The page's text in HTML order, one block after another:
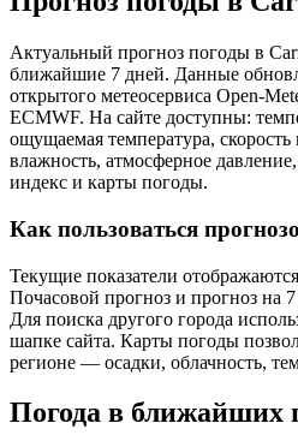
Актуальный прогноз погоды в
ближайшие 7 дней. Данные
открытого метеосервиса Open-
ECMWF. На сайте доступны:
ощущаемая температура, скорость
влажность, атмосферное
индекс и карты погоды.
Как пользоваться
Текущие показатели
Почасовой прогноз и прогноз на
Для поиска другого города
шапке сайта. Карты погоды
регионе — осадки, облачность,
Погода в ближайших